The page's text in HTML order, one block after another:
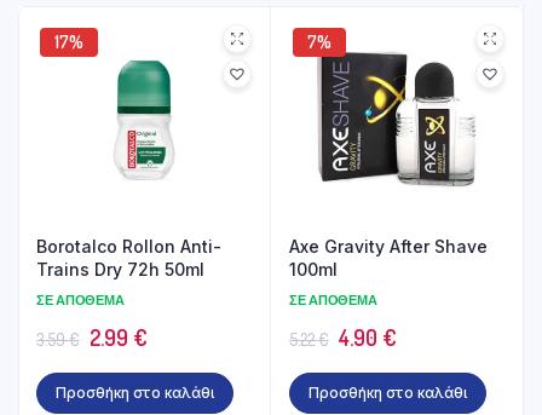
17%
Borotalco Rollon Anti-
Trains Dry 72h 50ml
ΣΕ ΑΠΌΘΕΜΑ
3.59€ Original
price
was:
2.99 €Η
τρέχουσα
τιμή
Προσθήκη στο καλάθι
7%
Axe Gravity After Shave
100ml
ΣΕ ΑΠΌΘΕΜΑ
5.22€ Original
price
was:
4.90 €Η
τρέχουσα
τιμή
Προσθήκη στο καλάθι